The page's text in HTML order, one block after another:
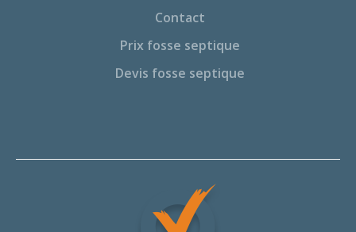
Contact
Prix fosse septique
Devis fosse septique